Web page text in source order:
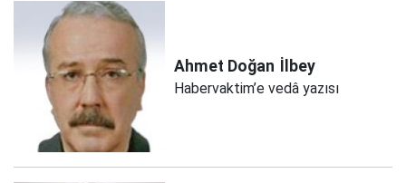
Ahmet Doğan İlbey
Habervaktim’e vedâ yazısı